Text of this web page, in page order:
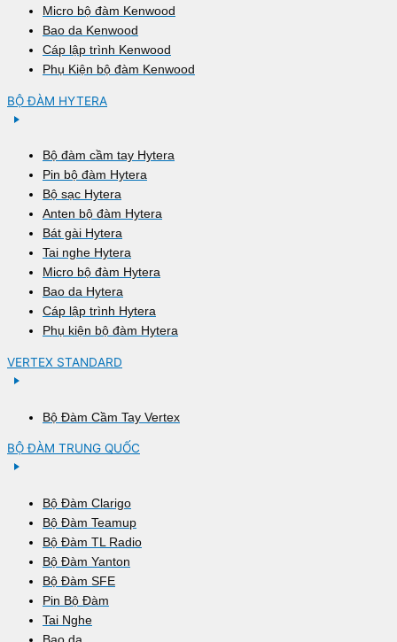
Micro bộ đàm Kenwood
Bao da Kenwood
Cáp lập trình Kenwood
Phụ Kiện bộ đàm Kenwood
BỘ ĐÀM HYTERA
Bộ đàm cầm tay Hytera
Pin bộ đàm Hytera
Bộ sạc Hytera
Anten bộ đàm Hytera
Bát gài Hytera
Tai nghe Hytera
Micro bộ đàm Hytera
Bao da Hytera
Cáp lập trình Hytera
Phụ kiện bộ đàm Hytera
VERTEX STANDARD
Bộ Đàm Cầm Tay Vertex
BỘ ĐÀM TRUNG QUỐC
Bộ Đàm Clarigo
Bộ Đàm Teamup
Bộ Đàm TL Radio
Bộ Đàm Yanton
Bộ Đàm SFE
Pin Bộ Đàm
Tai Nghe